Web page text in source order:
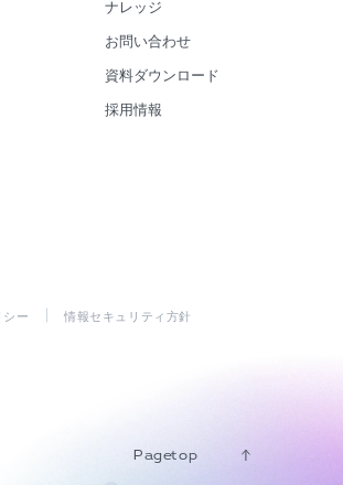
ナレッジ
お問い合わせ
資料ダウンロード
採用情報
シー 情報セキュリティ方針
Pagetop